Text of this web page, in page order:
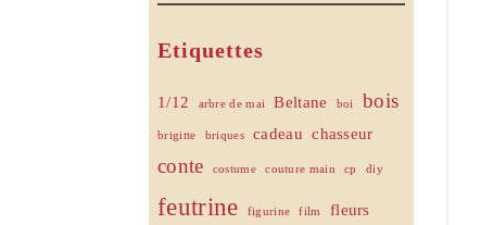
Etiquettes
1/12 arbre de mai Beltane boi bois
brigitte briques cadeau chasseur
conte costume couture main cp diy
feutrine figurine film fleurs